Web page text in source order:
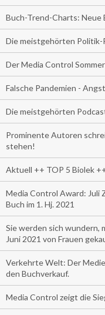
Buch-Trend-Charts: Neue
Die meistgehörten Politik-
Der Media Control
Falsche Pandemien -
Die meistgehörten
Prominente Autoren
stehen!
Aktuell ++ TOP 5 Biolek
Media Control Award: Juli
Buch im 1. Hj. 2021
Sie werden sich wundern,
Juni 2021 von Frauen
Verkehrte Welt: Der
den Buchverkauf.
Media Control zeigt die